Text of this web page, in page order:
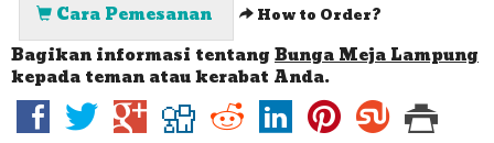
Cara Pemesanan How to Order?
Bagikan informasi tentang Bunga Meja Lampung
kepada teman atau kerabat Anda.